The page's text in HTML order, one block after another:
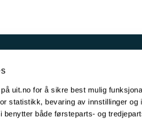
uit.no for å sikre best mulig
statistikk, bevaring av innstillinger og
både førsteparts- og